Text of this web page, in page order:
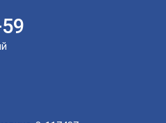
удобный мессенджер!